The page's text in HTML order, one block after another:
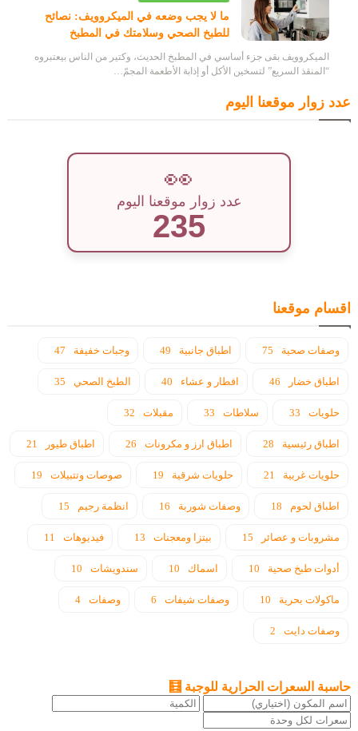
ما لا يجب وضعه في الميكروويف: نصائح
للطبخ الصحي وسلامتك في المطبخ
الميكروويف بقى جزء أساسي في المطبخ الحديث، وكتير من الناس بيعتبروه
“المنقذ السريع” لتسخين الأكل أو إذابة الأطعمة المجمّ…
عدد زوار موقعنا اليوم
👀
عدد زوار موقعنا اليوم
235
اقسام موقعنا
وصفات صحية 75 اطباق جانبية 49 وجبات خفيفة 47
اطباق خضار 46 افطار و عشاء 40 الطبخ الصحي 35
حلويات 33 سلاطات 33 مقبلات 32
اطباق رئيسية 28 اطباق ارز و مكرونات 26 اطباق طيور 21
حلويات غربية 21 حلويات شرقية 19 صوصات وتتبيلات 19
اطباق لحوم 18 وصفات شوربة 16 انظمة رجيم 15
مشروبات و عصائر 15 بيتزا ومعجنات 13 فيديوهات 11
أدوات طبخ صحية 10 اسماك 10 سندويشات 10
ماكولات بحرية 10 وصفات شيفات 6 وصفات 4
وصفات دايت 2
حاسبة السعرات الحرارية للوجبة 🧮